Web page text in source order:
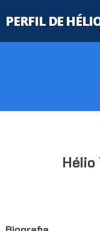
PERFIL DE
Hélio